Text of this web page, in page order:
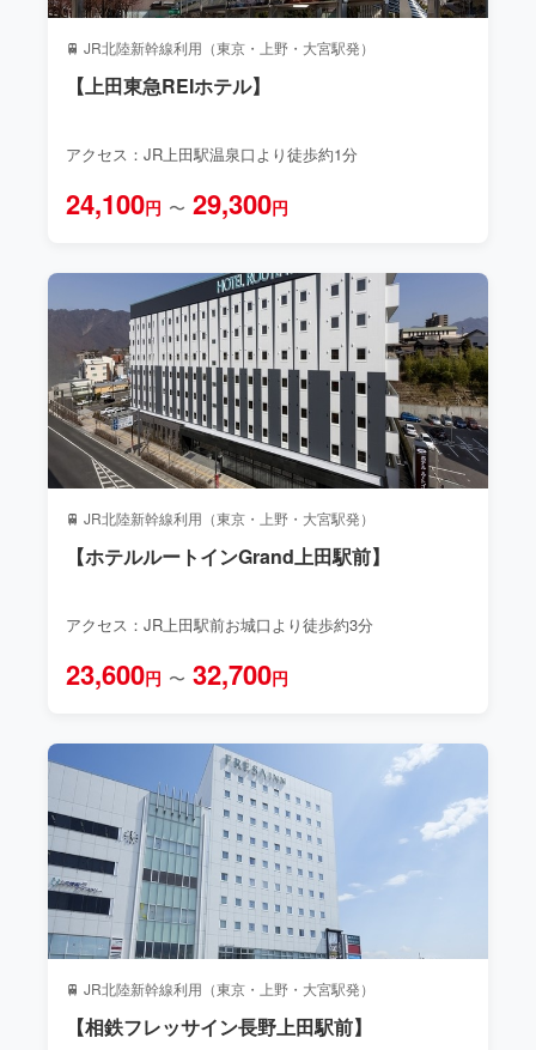
🚆 JR北陸新幹線利用（東京・上野・大宮駅発）
【上田東急REIホテル】
アクセス：JR上田駅温泉口より徒歩約1分
24,100円 〜 29,300円
🚆 JR北陸新幹線利用（東京・上野・大宮駅発）
【ホテルルートインGrand上田駅前】
アクセス：JR上田駅前お城口より徒歩約3分
23,600円 〜 32,700円
🚆 JR北陸新幹線利用（東京・上野・大宮駅発）
【相鉄フレッサイン長野上田駅前】